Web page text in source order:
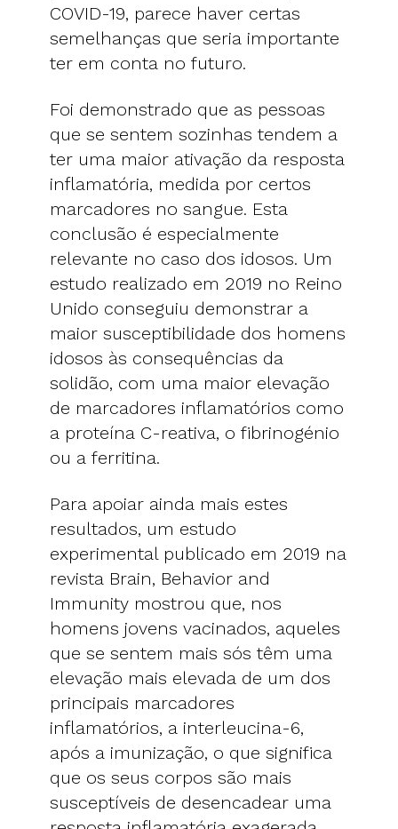
COVID-19, parece haver certas
semelhanças que seria importante
ter em conta no futuro.
Foi demonstrado que as pessoas
que se sentem sozinhas tendem a
ter uma maior ativação da resposta
inflamatória, medida por certos
marcadores no sangue. Esta
conclusão é especialmente
relevante no caso dos idosos. Um
estudo realizado em 2019 no Reino
Unido conseguiu demonstrar a
maior susceptibilidade dos homens
idosos às consequências da
solidão, com uma maior elevação
de marcadores inflamatórios como
a proteína C-reativa, o fibrinogénio
ou a ferritina.
Para apoiar ainda mais estes
resultados, um estudo
experimental publicado em 2019 na
revista Brain, Behavior and
Immunity mostrou que, nos
homens jovens vacinados, aqueles
que se sentem mais sós têm uma
elevação mais elevada de um dos
principais marcadores
inflamatórios, a interleucina-6,
após a imunização, o que significa
que os seus corpos são mais
susceptíveis de desencadear uma